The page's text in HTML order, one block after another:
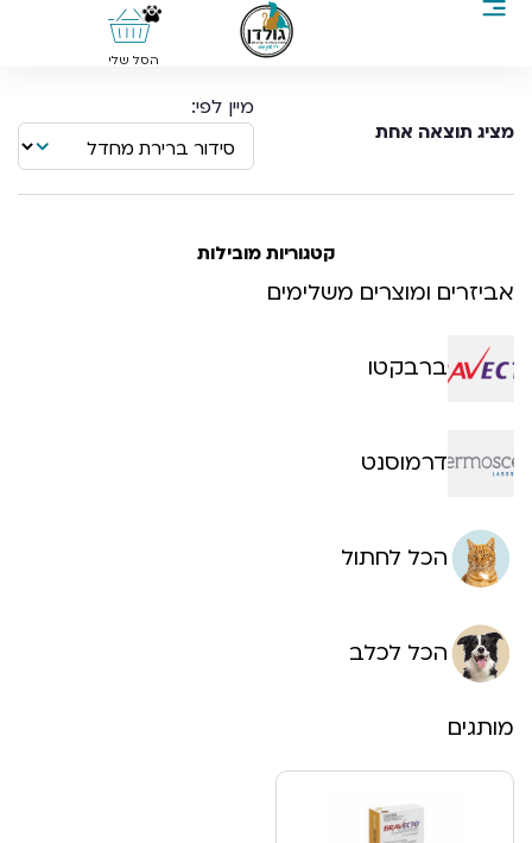
0
הסל שלי
מציג תוצאה אחת
קטגוריות מובילות
אביזרים ומוצרים משלימים
ברבקטו
דרמוסנט
הכל לחתול
הכל לכלב
מותגים